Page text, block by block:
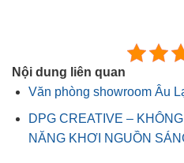
Nội dung liên quan
Văn phòng showroom Âu
DPG CREATIVE –
NĂNG KHƠI NGUỒN